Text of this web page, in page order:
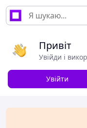
Привіт
Увійди і
Увійти